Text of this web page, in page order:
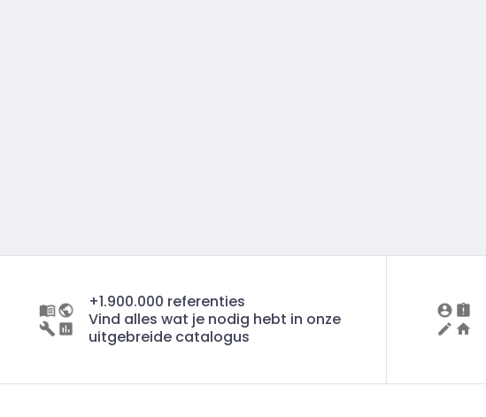
+1.900.000 referenties
Vind alles wat je nodig hebt in onze
uitgebreide catalogus